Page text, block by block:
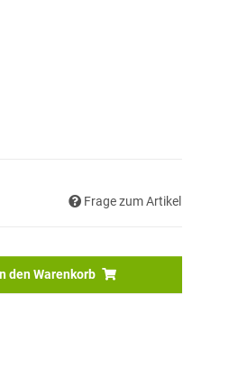
Frage zum Artikel
den Warenkorb